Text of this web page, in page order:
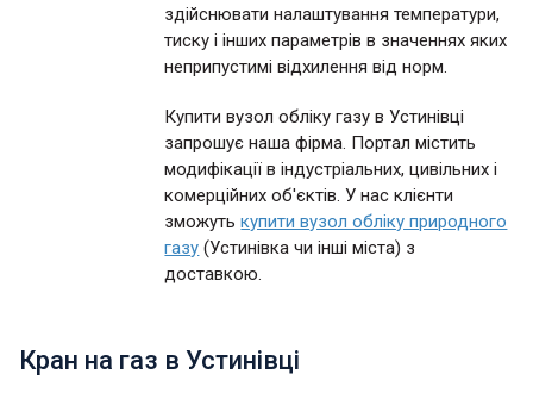
здійснювати налаштування температури,
тиску і інших параметрів в значеннях яких
неприпустимі відхилення від норм.
Купити вузол обліку газу в Устинівці
запрошує наша фірма. Портал містить
модифікації в індустріальних, цивільних і
комерційних об'єктів. У нас клієнти
зможутькупити вузол обліку природного
газу (Устинівка чи інші міста) з
доставкою.
Кран на газ в Устинівці